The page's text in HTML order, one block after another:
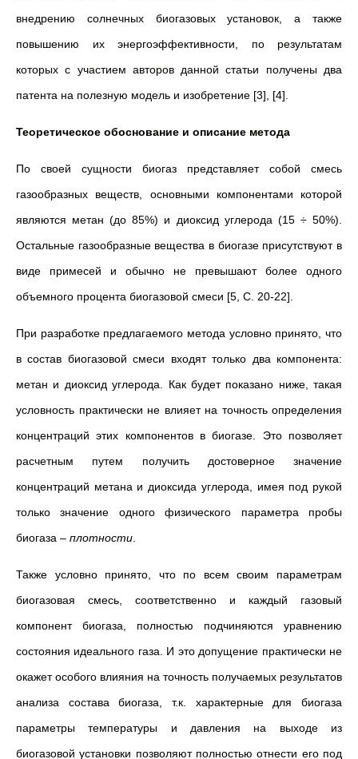
внедрению солнечных биогазовых установок, а также
повышению их энергоэффективности, по результатам
которых с участием авторов данной статьи получены два
патента на полезную модель и изобретение [3], [4].
Теоретическое обоснование и описание метода
По своей сущности биогаз представляет собой смесь
газообразных веществ, основными компонентами которой
являются метан (до 85%) и диоксид углерода (15 ÷ 50%).
Остальные газообразные вещества в биогазе присутствуют в
виде примесей и обычно не превышают более одного
объемного процента биогазовой смеси [5, С. 20-22].
При разработке предлагаемого метода условно принято, что
в состав биогазовой смеси входят только два компонента:
метан и диоксид углерода. Как будет показано ниже, такая
условность практически не влияет на точность определения
концентраций этих компонентов в биогазе. Это позволяет
расчетным путем получить достоверное значение
концентраций метана и диоксида углерода, имея под рукой
только значение одного физического параметра пробы
биогаза – плотности
Также условно принято, что по всем своим параметрам
биогазовая смесь, соответственно и каждый газовый
компонент биогаза, полностью подчиняются уравнению
состояния идеального газа. И это допущение практически не
окажет особого влияния на точность получаемых результатов
анализа состава биогаза, т.к. характерные для биогаза
параметры температуры и давления на выходе из
биогазовой установки позволяют полностью отнести его под